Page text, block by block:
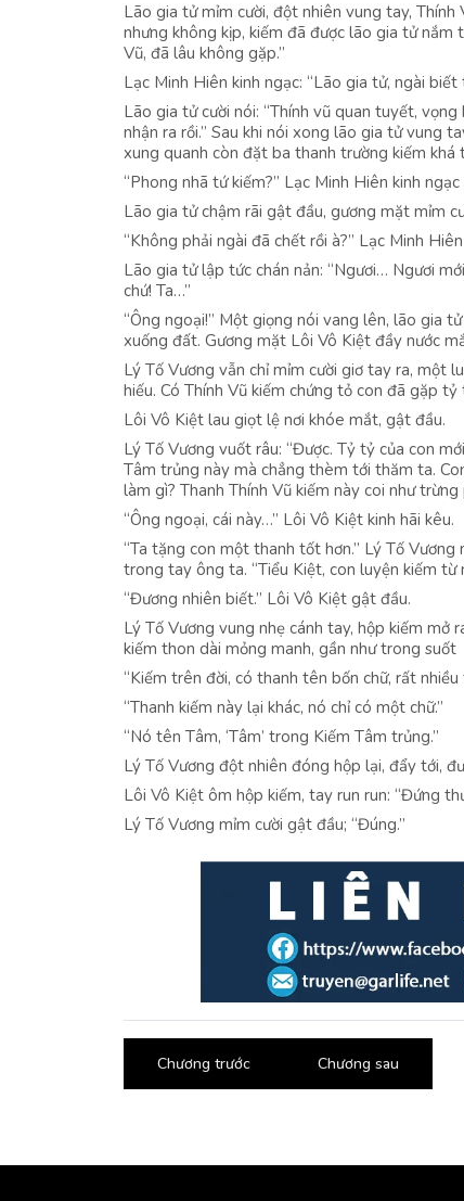
Lão gia tử mỉm cười, đột nhiên vung tay,
nhưng không kịp, kiếm đã được lão gia tử nắm
Vũ, đã lâu không gặp.”
Lạc Minh Hiên kinh ngạc: “Lão gia tử, ngài biết
Lão gia tử cười nói: “Thính vũ quan tuyết,
nhận ra rồi.” Sau khi nói xong lão gia tử vung
xung quanh còn đặt ba thanh trường kiếm khá
“Phong nhã tứ kiếm?” Lạc Minh Hiên kinh
Lão gia tử chậm rãi gật đầu, gương mặt mỉm
“Không phải ngài đã chết rồi à?” Lạc Minh
Lão gia tử lập tức chán nản: “Ngươi… Ngươi
chứ! Ta…”
“Ông ngoại!” Một giọng nói vang lên, lão gia
xuống đất. Gương mặt Lôi Vô Kiệt đầy nước
Lý Tố Vương vẫn chỉ mỉm cười giơ tay ra, một
hiếu. Có Thính Vũ kiếm chứng tỏ con đã gặp tỷ
Lôi Vô Kiệt lau giọt lệ nơi khóe mắt, gật đầu.
Lý Tố Vương vuốt râu: “Được. Tỷ tỷ của con
Tâm trủng này mà chẳng thèm tới thăm ta.
làm gì? Thanh Thính Vũ kiếm này coi như
“Ông ngoại, cái này…” Lôi Vô Kiệt kinh hãi kêu.
“Ta tặng con một thanh tốt hơn.” Lý Tố
trong tay ông ta. “Tiểu Kiệt, con luyện kiếm từ
“Đương nhiên biết.” Lôi Vô Kiệt gật đầu.
Lý Tố Vương vung nhẹ cánh tay, hộp kiếm mở
kiếm thon dài mỏng manh, gần như trong suốt
“Kiếm trên đời, có thanh tên bốn chữ, rất
“Thanh kiếm này lại khác, nó chỉ có một chữ.”
“Nó tên Tâm, ‘Tâm’ trong Kiếm Tâm trủng.”
Lý Tố Vương đột nhiên đóng hộp lại, đẩy tới,
Lôi Vô Kiệt ôm hộp kiếm, tay run run: “Đứng
Lý Tố Vương mỉm cười gật đầu; “Đúng.”
Chương trước Chương sau